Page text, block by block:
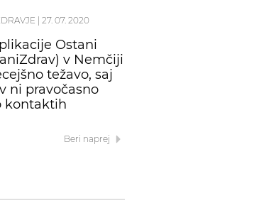
27. 07. 2020
Ostani
v Nemčiji
težavo, saj
ni pravočasno
kontaktih
Beri naprej